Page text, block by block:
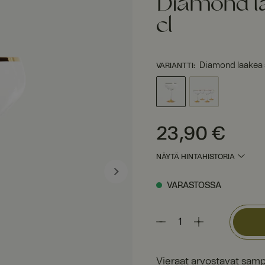
Diamond
cl
VARIANTTI : Diamond
Hinta 23,90 €
23,90 €
NÄYTÄ HINTAHISTORIA
VARASTOSSA
Vieraat arvostavat